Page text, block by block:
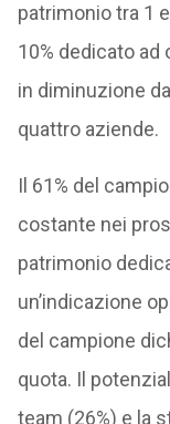
patrimonio tra 1
10% dedicato ad
in diminuzione
quattro aziende.
Il 61% del
costante nei
patrimonio
un’indicazione
del campione
quota. Il
team (26%) e la